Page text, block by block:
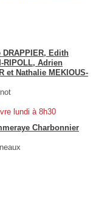
DRAPPIER, Edith
RIPOLL, Adrien
et Nathalie MEKIOUS-
lundi à 8h30
Charbonnier